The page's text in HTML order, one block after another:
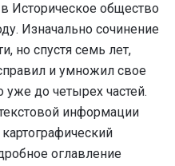
Историческое общество
Изначально сочинение
но спустя семь лет,
и умножил свое
уже до четырех частей.
информации
оглавление